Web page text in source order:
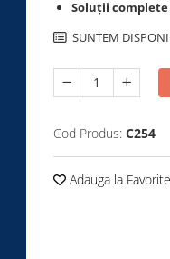
Soluții
SUNTEM
Cod Produs: C254
Adauga la Favorite